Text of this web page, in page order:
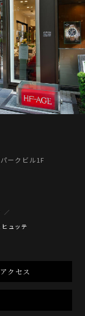
ークビル1F
ュッテ
アクセス